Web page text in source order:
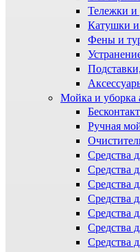
Тележки и
Катушки и
Фены и
Мойка и уборка
Ручная
Средства
Средства
Средства
Средства
Средства
Средства
Средства